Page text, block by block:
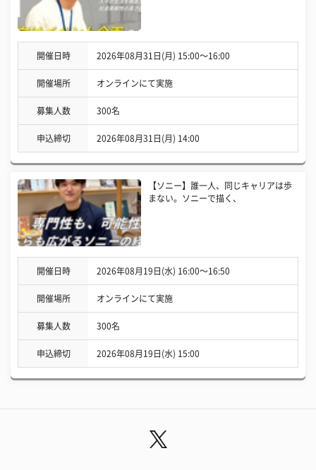
開催日時 2026年08月31日(月) 15:00〜16:00
開催場所 オンラインにて実施
募集人数 300名
申込締切 2026年08月31日(月) 14:00
【ソニー】誰一人、同じキャリアは歩
まない。ソニーで描く、
開催日時 2026年08月19日(水) 16:00〜16:50
開催場所 オンラインにて実施
募集人数 300名
申込締切 2026年08月19日(水) 15:00